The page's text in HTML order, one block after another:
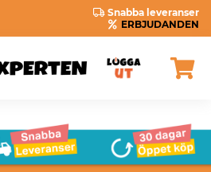
Snabba leveranser
ERBJUDANDEN